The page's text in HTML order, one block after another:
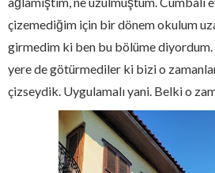
çizemediğim için bir dönem okulum
girmedim ki ben bu bölüme
yere de götürmediler ki bizi o
çizseydik. Uygulamalı yani. Belki o